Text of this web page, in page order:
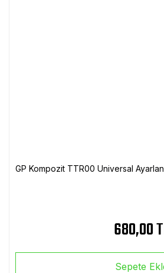
GP Kompozit TTR00 Universal
680,00
Sepete